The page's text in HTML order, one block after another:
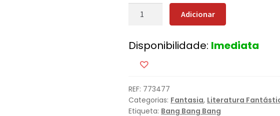
Quantidade
Torre
dos
Loucos
Adicionar
Disponibilidade: Imediata
REF: 773477
Categorias: Fantasia, Literatura
Etiqueta: Bang Bang Bang